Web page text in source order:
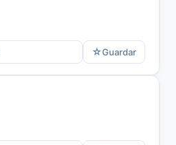
☆Guardar